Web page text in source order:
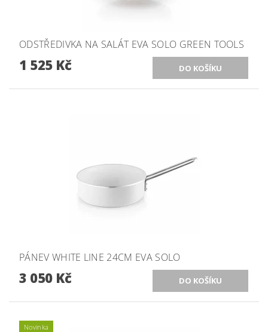
ODSTŘEDIVKA NA SALÁT EVA SOLO GREEN TOOLS
1 525 Kč
PÁNEV WHITE LINE 24CM EVA SOLO
3 050 Kč
Novinka